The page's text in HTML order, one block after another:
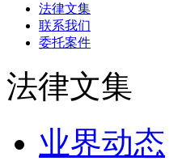
法律文集
联系我们
委托案件
法律文集
业界动态